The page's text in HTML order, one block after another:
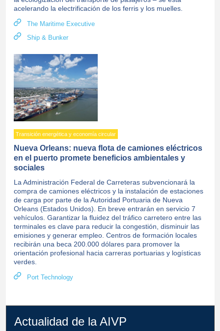
acelerando la electrificación de los ferris y los muelles.
The Maritime Executive
Ship & Bunker
Transición energética y economía circular
Nueva Orleans: nueva flota de camiones eléctricos
en el puerto promete beneficios ambientales y
sociales
La Administración Federal de Carreteras subvencionará la
compra de camiones eléctricos y la instalación de estaciones
de carga por parte de la Autoridad Portuaria de Nueva
Orleans (Estados Unidos). En breve entrarán en servicio 7
vehículos. Garantizar la fluidez del tráfico carretero entre las
terminales es clave para reducir la congestión, disminuir las
emisiones y generar empleo. Centros de formación locales
recibirán una beca 200.000 dólares para promover la
orientación profesional hacia carreras portuarias y logísticas
verdes.
Port Technology
Actualidad de la AIVP